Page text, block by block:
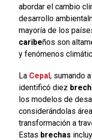
abordar el cambio
desarrollo
mayoría de los
caribeños son
y fenómenos
La Cepal, sumando
identificó diez
los modelos de
considerándolas
transformación a
Estas brechas